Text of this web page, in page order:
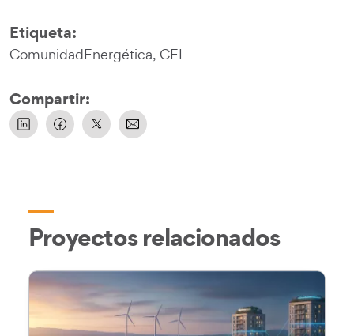
Etiqueta:
ComunidadEnergética, CEL
Compartir:
Proyectos relacionados